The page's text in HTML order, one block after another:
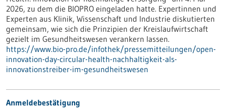
2026, zu dem die BIOPRO eingeladen hatte. Expertinnen und
Experten aus Klinik, Wissenschaft und Industrie diskutierten
gemeinsam, wie sich die Prinzipien der Kreislaufwirtschaft
gezielt im Gesundheitswesen verankern lassen.
https://www.bio-pro.de/infothek/pressemitteilungen/open-
innovation-day-circular-health-nachhaltigkeit-als-
innovationstreiber-im-gesundheitswesen
Anmeldebestätigung